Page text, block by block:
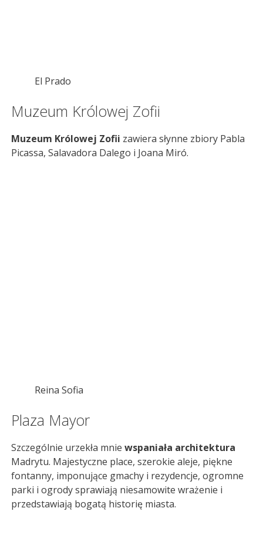
El Prado
Muzeum Królowej Zofii
Muzeum Królowej Zofii zawiera słynne zbiory Pabla
Picassa, Salavadora Dalego i Joana Miró.
Reina Sofia
Plaza Mayor
Szczególnie urzekła mnie wspaniała architektura
Madrytu. Majestyczne place, szerokie aleje, piękne
fontanny, imponujące gmachy i rezydencje, ogromne
parki i ogrody sprawiają niesamowite wrażenie i
przedstawiają bogatą historię miasta.